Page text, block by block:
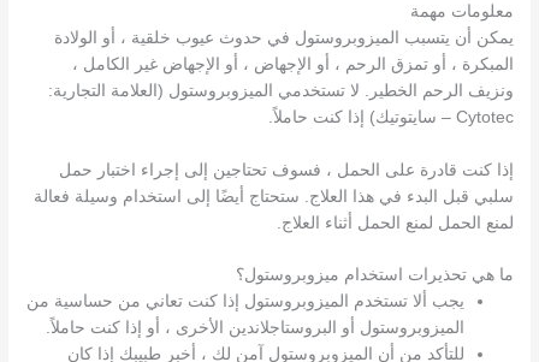
معلومات مهمة
يمكن أن يتسبب الميزوبروستول في حدوث عيوب خلقية ، أو الولادة
المبكرة ، أو تمزق الرحم ، أو الإجهاض ، أو الإجهاض غير الكامل ،
ونزيف الرحم الخطير. لا تستخدمي الميزوبروستول (العلامة التجارية:
Cytotec – سايتوتيك) إذا كنت حاملاً.
إذا كنت قادرة على الحمل ، فسوف تحتاجين إلى إجراء اختبار حمل
سلبي قبل البدء في هذا العلاج. ستحتاج أيضًا إلى استخدام وسيلة فعالة
لمنع الحمل لمنع الحمل أثناء العلاج.
ما هي تحذيرات استخدام ميزوبروستول؟
يجب ألا تستخدم الميزوبروستول إذا كنت تعاني من حساسية من
الميزوبروستول أو البروستاجلاندين الأخرى ، أو إذا كنت حاملاً.
للتأكد من أن الميزوبروستول آمن لك ، أخبر طبيبك إذا كان